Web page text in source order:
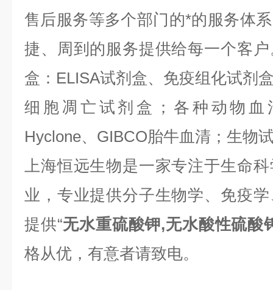
售后服务等多个部门的*的服务体
捷、周到的服务提供给每一个客
盒：ELISA试剂盒、免疫组化试剂
细胞凋亡试剂盒；各种动物血
Hyclone、GIBCO胎牛血清；生物
上海恒远生物是一家专注于生命
业，专业提供分子生物学、免疫
提供“无水重硫酸钾,无水酸性硫酸
格从优，有意者请致电。